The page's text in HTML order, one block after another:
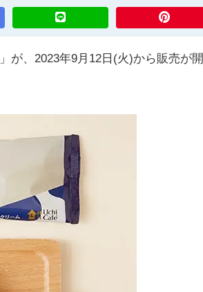
」が、2023年9月12日(火)から販売が開